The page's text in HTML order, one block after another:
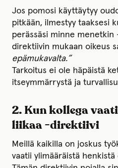
Jos pomosi käyttäytyy
pitkään, ilmestyy taaksesi
perässäsi minne menetkin
direktiivin mukaan oikeus
epämukavalta.”
Tarkoitus ei ole häpäistä
itseymmärrystä ja
2. Kun kollega
liikaa -direktiivi
Meillä kaikilla on joskus
vaatii ylimääräistä